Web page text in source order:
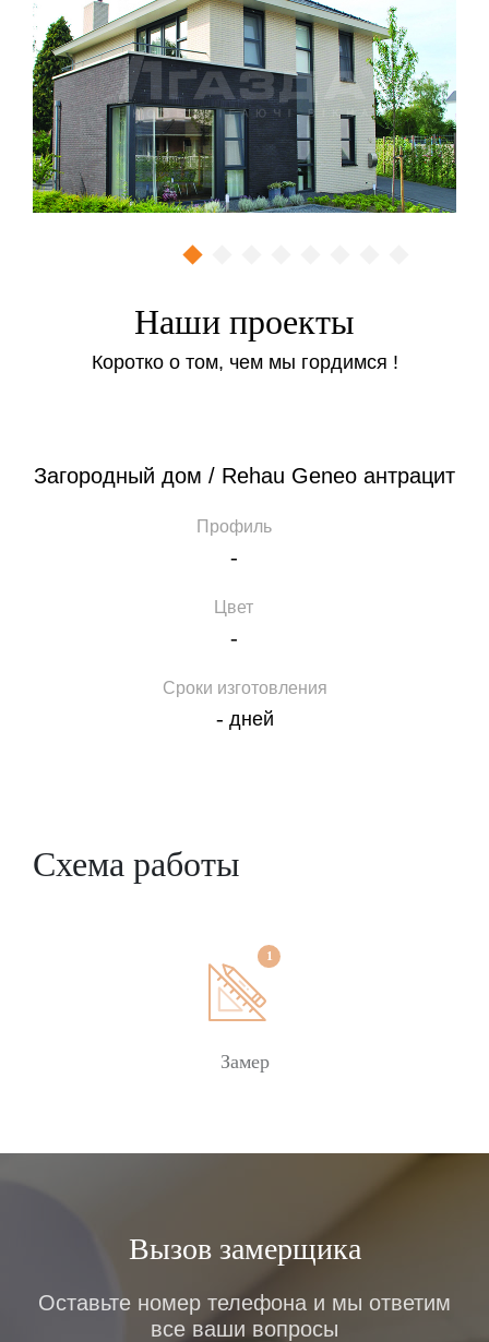
Воспользуйтесь удобной онлайн-формой на сайте,
чтобы получить профессиональную консультацию
или вызвать замерщика бесплатно!
Заказать
Наши проекты
Коротко о том, чем мы гордимся !
Загородный дом / Rehau Geneo антрацит
Профиль
-
Цвет
-
Сроки изготовления
- дней
Схема работы
Замер
Вызов замерщика
Оставьте номер телефона и мы ответим
все ваши вопросы